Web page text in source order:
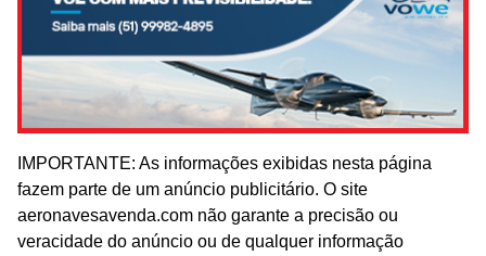
IMPORTANTE: As informações exibidas nesta página
fazem parte de um anúncio publicitário. O site
aeronavesavenda.com não garante a precisão ou
veracidade do anúncio ou de qualquer informação